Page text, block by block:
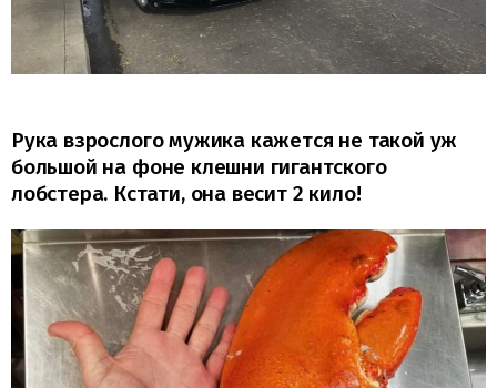
Рука взрослого мужика кажется не такой уж
большой на фоне клешни гигантского
лобстера. Кстати, она весит 2 кило!